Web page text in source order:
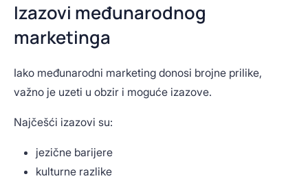
Izazovi međunarodnog
marketinga
Iako međunarodni marketing donosi brojne prilike,
važno je uzeti u obzir i moguće izazove.
Najčešći izazovi su:
jezične barijere
kulturne razlike